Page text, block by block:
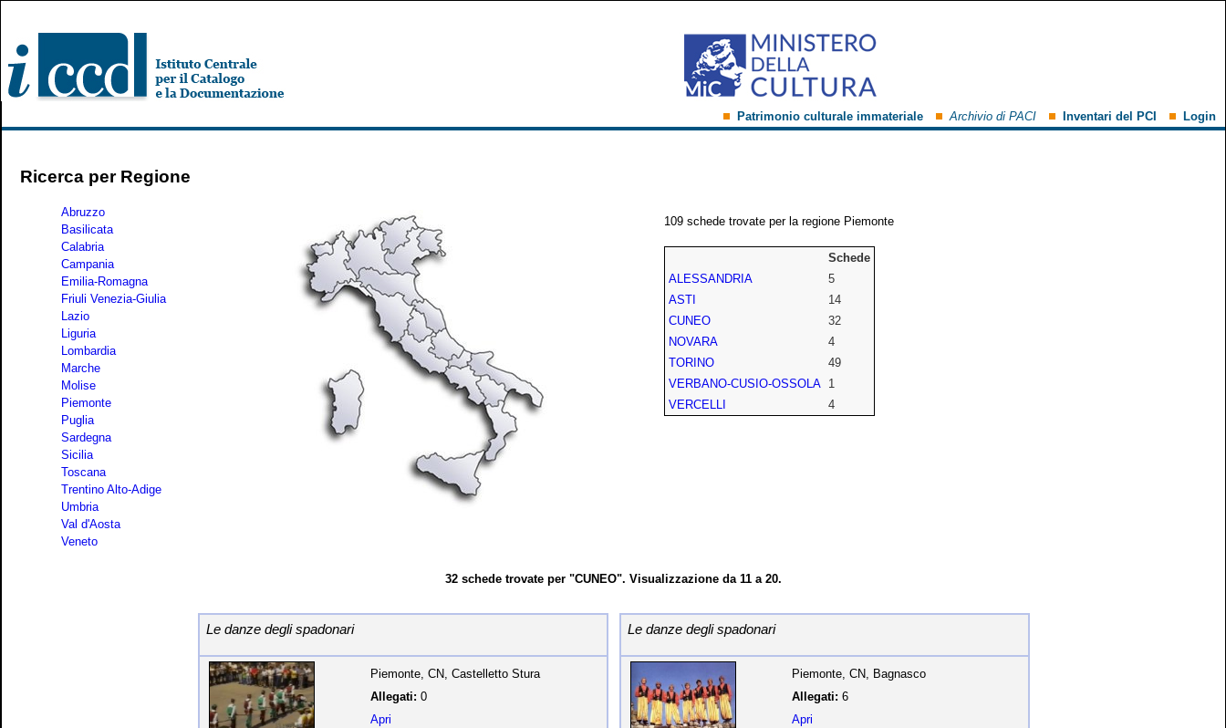
Patrimonio culturale immateriale Archivio di PACI Inventari del PCI Login
Ricerca per Regione
109 schede trovate per la regione Piemonte
Schede
ALESSANDRIA
5
ASTI
14
CUNEO
32
NOVARA
4
TORINO
49
VERBANO-CUSIO-OSSOLA
1
VERCELLI
4
Abruzzo
Basilicata
Calabria
Campania
Emilia-Romagna
Friuli Venezia-Giulia
Lazio
Liguria
Lombardia
Marche
Molise
Piemonte
Puglia
Sardegna
Sicilia
Toscana
Trentino Alto-Adige
Umbria
Val d'Aosta
Veneto
32 schede trovate per "CUNEO". Visualizzazione da 11 a 20.
Le danze degli spadonari
Piemonte, CN, Castelletto Stura
Allegati: 0
Apri
Le danze degli spadonari
Piemonte, CN, Bagnasco
Allegati: 6
Apri